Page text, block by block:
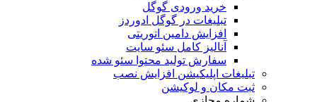
خرید ورودی گوگل
تبلیغات در گوگل ادوردز
افزایش دامین اتوریتی
آنالیز کامل سئو سایت
سفارش تولید محتوا سئو شده
تبلیغات اپلیکیشن افزایش نصب
ثبت مکان و لوکیشن